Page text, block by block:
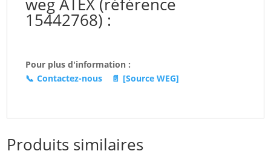
15442768) :
Pour plus d'information :
📞 Contactez-nous 📄 [Source WEG]
Produits similaires